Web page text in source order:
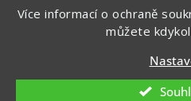
Více informací o ochraně
můžete
Zapakuj.cz.